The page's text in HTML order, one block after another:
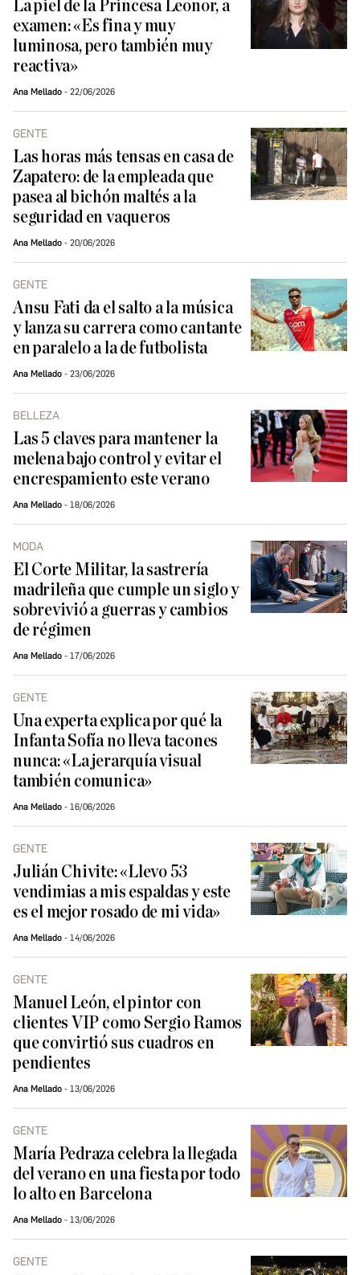
La piel de la Princesa Leonor, a
examen: «Es fina y muy
luminosa, pero también muy
reactiva»
Ana Mellado 22/06/2026
GENTE
Las horas más tensas en casa de
Zapatero: de la empleada que
pasea al bichón maltés a la
seguridad en vaqueros
Ana Mellado 20/06/2026
GENTE
Ansu Fati da el salto a la música
y lanza su carrera como cantante
en paralelo a la de futbolista
Ana Mellado 23/06/2026
BELLEZA
Las 5 claves para mantener la
melena bajo control y evitar el
encrespamiento este verano
Ana Mellado 18/06/2026
MODA
El Corte Militar, la sastrería
madrileña que cumple un siglo y
sobrevivió a guerras y cambios
de régimen
Ana Mellado 17/06/2026
GENTE
Una experta explica por qué la
Infanta Sofía no lleva tacones
nunca: «La jerarquía visual
también comunica»
Ana Mellado 16/06/2026
GENTE
Julián Chivite: «Llevo 53
vendimias a mis espaldas y este
es el mejor rosado de mi vida»
Ana Mellado 14/06/2026
GENTE
Manuel León, el pintor con
clientes VIP como Sergio Ramos
que convirtió sus cuadros en
pendientes
Ana Mellado 13/06/2026
GENTE
María Pedraza celebra la llegada
del verano en una fiesta por todo
lo alto en Barcelona
Ana Mellado 13/06/2026
GENTE